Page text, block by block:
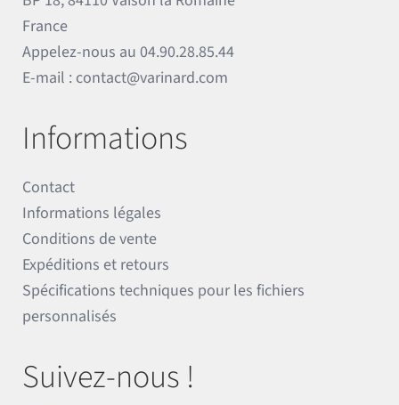
France
Appelez-nous au04.90.28.85.44
E-mail : contact@varinard.com
Informations
Contact
Informations légales
Conditions de vente
Expéditions et retours
Spécifications techniques pour les fichiers
personnalisés
Suivez-nous !